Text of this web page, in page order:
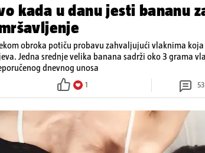
kada u danu jesti bananu
obroka potiču probavu zahvaljujući vlaknima
Jedna srednje velika banana sadrži oko 3 grama
dnevnog unosa
1 53